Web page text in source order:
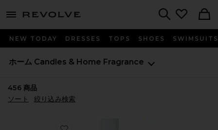
menu - shows more content
NEW TODAY DRESSES TOPS SHOES SWIMSUITS
ホーム Candles & Home Fragrance
456商品
ソート
絞り込み検索